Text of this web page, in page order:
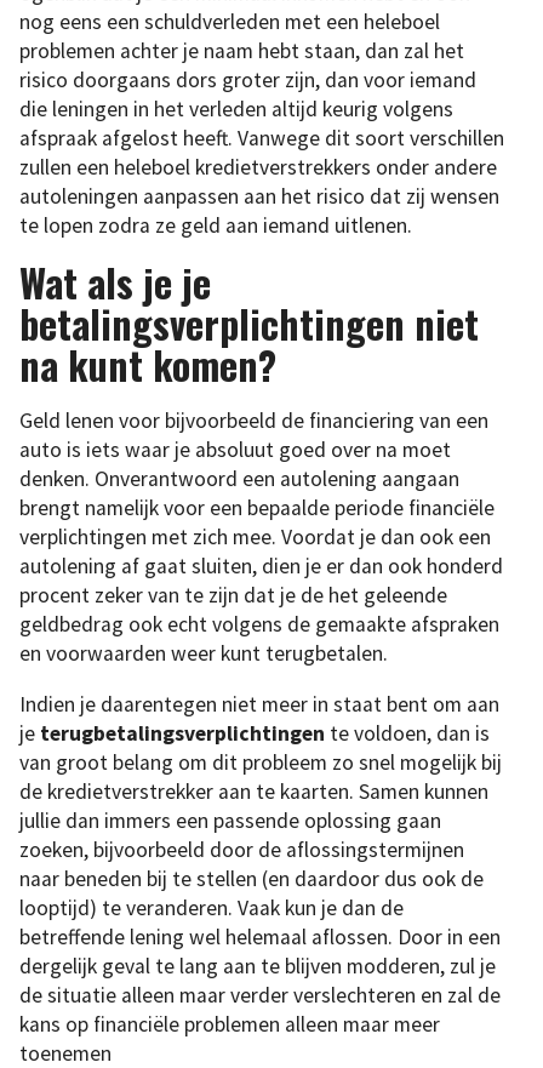
nog eens een schuldverleden met een heleboel
problemen achter je naam hebt staan, dan zal het
risico doorgaans dors groter zijn, dan voor iemand
die leningen in het verleden altijd keurig volgens
afspraak afgelost heeft. Vanwege dit soort verschillen
zullen een heleboel kredietverstrekkers onder andere
autoleningen aanpassen aan het risico dat zij wensen
te lopen zodra ze geld aan iemand uitlenen.
Wat als je je
betalingsverplichtingen niet
na kunt komen?
Geld lenen voor bijvoorbeeld de financiering van een
auto is iets waar je absoluut goed over na moet
denken. Onverantwoord een autolening aangaan
brengt namelijk voor een bepaalde periode financiële
verplichtingen met zich mee. Voordat je dan ook een
autolening af gaat sluiten, dien je er dan ook honderd
procent zeker van te zijn dat je de het geleende
geldbedrag ook echt volgens de gemaakte afspraken
en voorwaarden weer kunt terugbetalen.
Indien je daarentegen niet meer in staat bent om aan
je terugbetalingsverplichtingen te voldoen, dan is
van groot belang om dit probleem zo snel mogelijk bij
de kredietverstrekker aan te kaarten. Samen kunnen
jullie dan immers een passende oplossing gaan
zoeken, bijvoorbeeld door de aflossingstermijnen
naar beneden bij te stellen (en daardoor dus ook de
looptijd) te veranderen. Vaak kun je dan de
betreffende lening wel helemaal aflossen. Door in een
dergelijk geval te lang aan te blijven modderen, zul je
de situatie alleen maar verder verslechteren en zal de
kans op financiële problemen alleen maar meer
toenemen